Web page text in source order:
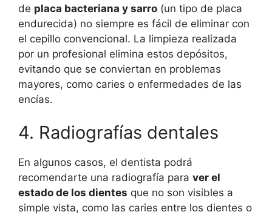
de placa bacteriana y sarro (un tipo de placa
endurecida) no siempre es fácil de eliminar con
el cepillo convencional. La limpieza realizada
por un profesional elimina estos depósitos,
evitando que se conviertan en problemas
mayores, como caries o enfermedades de las
encías.
4. Radiografías dentales
En algunos casos, el dentista podrá
recomendarte una radiografía para ver el
estado de los dientes que no son visibles a
simple vista, como las caries entre los dientes o